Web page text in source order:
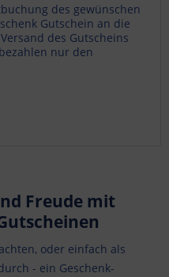
des gewünschen
Gutschein an die
des Gutscheins
nur den
Freude mit
oder einfach als
- ein Geschenk-